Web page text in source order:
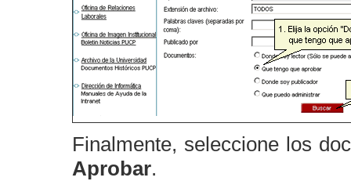
Finalmente, seleccione los
Aprobar.